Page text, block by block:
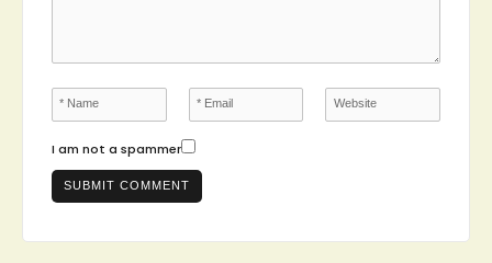
I am not a spammer